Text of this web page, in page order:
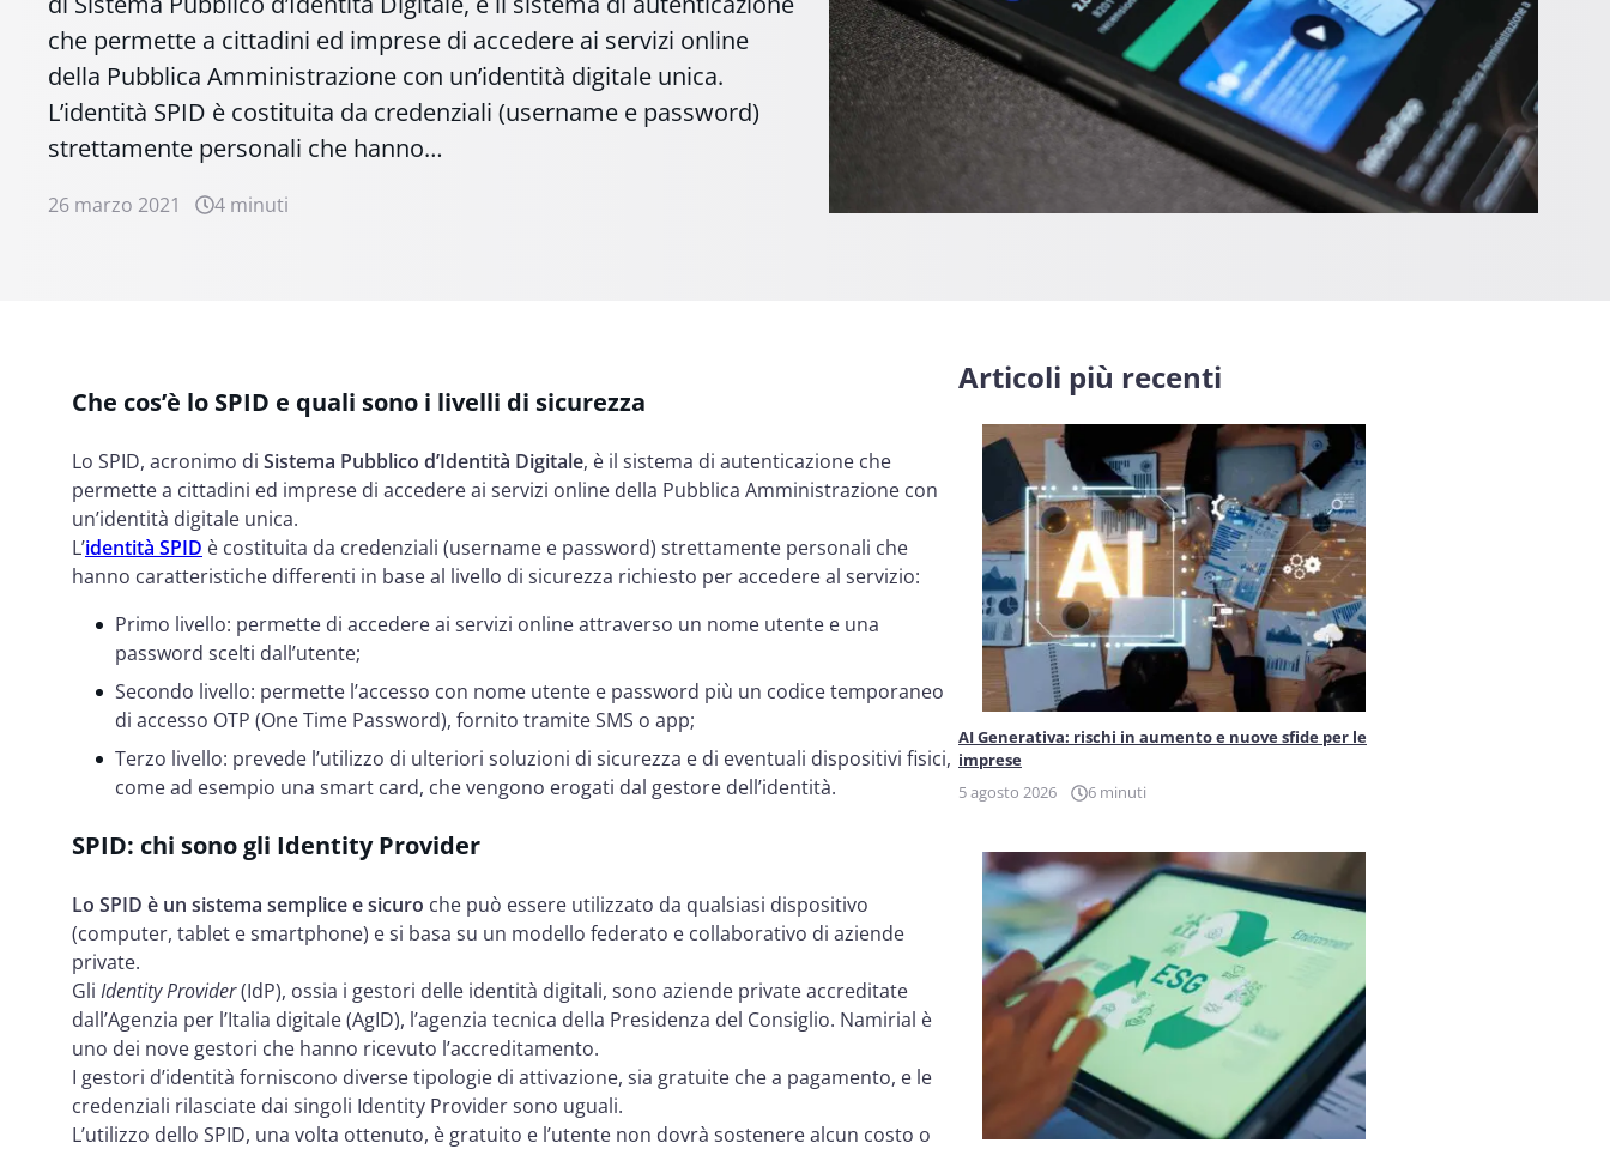
che permette a cittadini ed imprese di accedere ai servizi online
della Pubblica Amministrazione con un’identità digitale unica.
L’identità SPID è costituita da credenziali (username e password)
strettamente personali che hanno…
26 marzo 2021 4 minuti
Che cos’è lo SPID e quali sono i livelli di sicurezza
Lo SPID, acronimo di Sistema Pubblico d’Identità Digitale, è il sistema di autenticazione che
permette a cittadini ed imprese di accedere ai servizi online della Pubblica Amministrazione con
un’identità digitale unica.
L’identità SPID è costituita da credenziali (username e password) strettamente personali che
hanno caratteristiche differenti in base al livello di sicurezza richiesto per accedere al servizio:
Primo livello: permette di accedere ai servizi online attraverso un nome utente e una
password scelti dall’utente;
Secondo livello: permette l’accesso con nome utente e password più un codice temporaneo
di accesso OTP (One Time Password), fornito tramite SMS o app;
Terzo livello: prevede l’utilizzo di ulteriori soluzioni di sicurezza e di eventuali dispositivi fisici,
come ad esempio una smart card, che vengono erogati dal gestore dell’identità.
SPID: chi sono gli Identity Provider
Lo SPID è un sistema semplice e sicuro che può essere utilizzato da qualsiasi dispositivo
(computer, tablet e smartphone) e si basa su un modello federato e collaborativo di aziende
private.
Gli Identity Provider(IdP), ossia i gestori delle identità digitali, sono aziende private accreditate
dall’Agenzia per l’Italia digitale (AgID), l’agenzia tecnica della Presidenza del Consiglio. Namirial è
uno dei nove gestori che hanno ricevuto l’accreditamento.
I gestori d’identità forniscono diverse tipologie di attivazione, sia gratuite che a pagamento, e le
credenziali rilasciate dai singoli Identity Provider sono uguali.
L’utilizzo dello SPID, una volta ottenuto, è gratuito e l’utente non dovrà sostenere alcun costo o
Articoli più recenti
AI Generativa: rischi in aumento e nuove sfide per le
imprese
5 agosto 2026
6 minuti